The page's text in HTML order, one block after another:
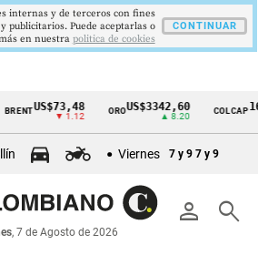
US$73,48
▼ 1.12
ORO US$3342,60
▲ 8.20
COLCAP
Viernes 7 y 9 7 y 9
person search
, 7 de Agosto de 2026
internas y de terceros con fines
publicitarios. Puede aceptarlas o
en nuestra politica de cookies
CONTINUAR